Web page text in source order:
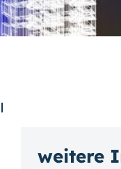
weitere